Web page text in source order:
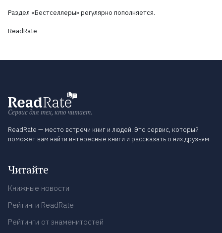
Раздел «Бестселлеры» регулярно пополняется.
ReadRate
Сервис для тех, кто читает.
ReadRate — место встречи книг и людей. Это сервис, который
поможет вам найти интересные книги и рассказать о них друзьям.
Читайте
Книжные новости
Рейтинги ReadRate
Рейтинги от знаменитостей